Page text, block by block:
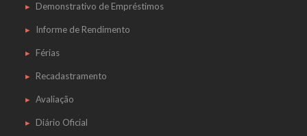
Demonstrativo de Empréstimos
Informe de Rendimento
Férias
Recadastramento
Avaliação
Diário Oficial